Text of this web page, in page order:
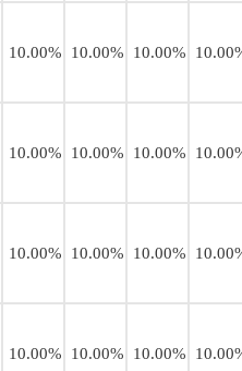
10.00% 10.00% 10.00%
10.00% 10.00% 10.00%
10.00% 10.00% 10.00%
10.00% 10.00% 10.00%